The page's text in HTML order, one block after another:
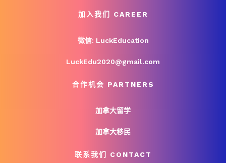
加入我们 CAREER
微信: LuckEducation
LuckEdu2020@gmail.com
合作机会 PARTNERS
加拿大留学
加拿大移民
联系我们 CONTACT